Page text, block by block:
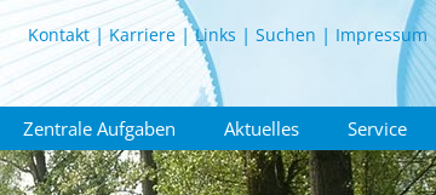
Kontakt Karriere Links Suchen Impressum
Zentrale Aufgaben Aktuelles Service